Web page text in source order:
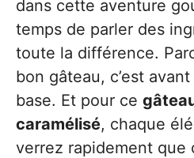
dans cette aventure
temps de parler des
toute la différence.
bon gâteau, c’est
base. Et pour ce
caramélisé, chaque
verrez rapidement que